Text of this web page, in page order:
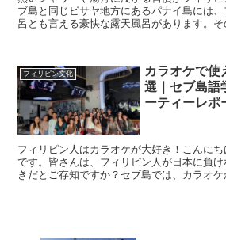
ブ島と同じビサヤ地方にあるパナイ島には
呂とも言える豪快な露天風呂があります。
フィリピン文化
カラオケで使
選｜セブ島語
ーティーレポ
フィリピン人はカラオケが大好き！こんに
です。皆さんは、フィリピン人が日本に負
きだとご存知ですか？セブ島では、カラオケ